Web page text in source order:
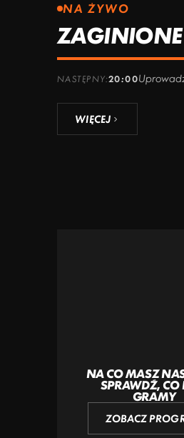
NA ŻYWO
NASTĘPNY:20:00
WIĘCEJ
NA CO MASZ
SPRAWDŹ, CO
GRAMY
ZOBACZ